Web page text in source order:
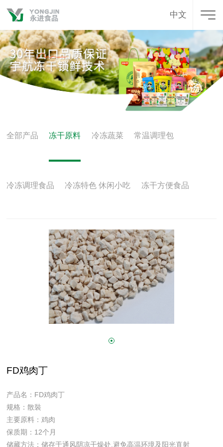
中文
全部产品 冻干原料 冷冻蔬菜 常温调理包
冷冻调理食品 冷冻特色 休闲小吃 冻干方便食品
FD鸡肉丁
产品名：FD鸡肉丁
规格：散裝
主要原料：鸡肉
保质期：12个月
储藏方法：储存于通风阴凉干燥处,避免高温环境及阳光直射